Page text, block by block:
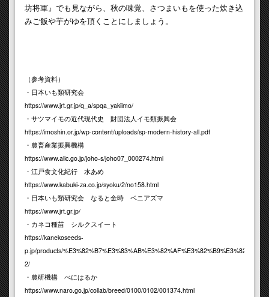
坊将軍』でも見ながら、秋の味覚、さつまいもを使った炊き込
みご飯や芋がゆを頂くことにしましょう。
（参考資料）
・日本いも類研究会
https://www.jrt.gr.jp/q_a/spqa_yakiimo/
・サツマイモの近代現代史 財団法人イモ類振興会
https://imoshin.or.jp/wp-content/uploads/sp-modern-history-all.pdf
・農畜産業振興機構
https://www.alic.go.jp/joho-s/joho07_000274.html
・江戸食文化紀行 水あめ
https://www.kabuki-za.co.jp/syoku/2/no158.html
・日本いも類研究会 なると金時 ベニアズマ
https://www.jrt.gr.jp/
・カネコ種苗 シルクスイート
https://kanekoseeds-
p.jp/products/
2/
・農研機構 べにはるか
https://www.naro.go.jp/collab/breed/0100/0102/001374.html